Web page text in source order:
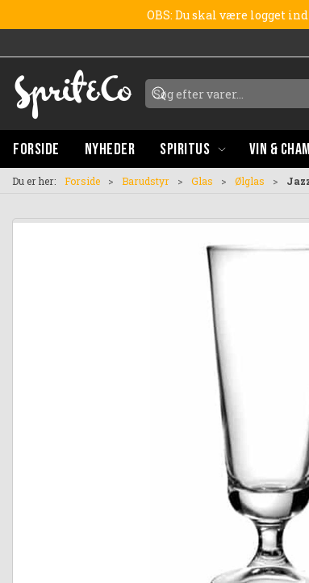
OBS: Du skal være logget
FORSIDE NYHEDER SPIRITUS VIN &
Du er her: Forside Barudstyr Glas Ølglas